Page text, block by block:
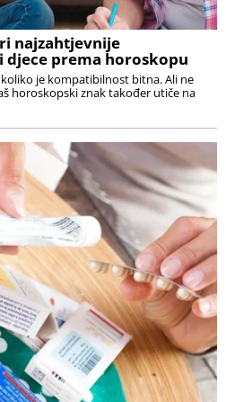
najzahtjevnije
prema horoskopu
je kompatibilnost bitna. Ali ne
horoskopski znak također utiče na